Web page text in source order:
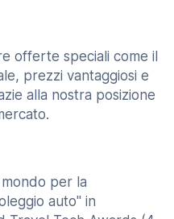
offerte speciali come il
prezzi vantaggiosi e
alla nostra posizione
per la
auto" in